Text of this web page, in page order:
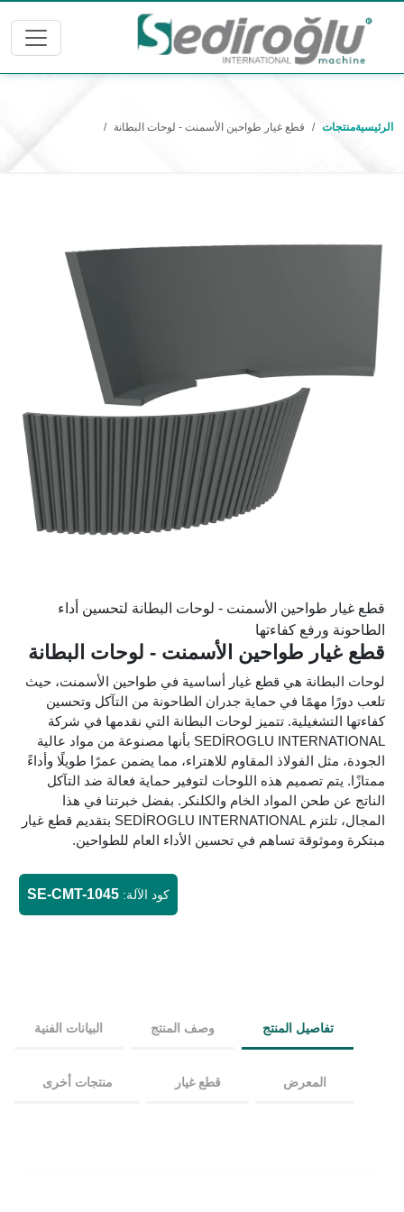
الرئيسيةمنتجات قطع غيار طواحين الأسمنت - لوحات البطانة
قطع غيار طواحين الأسمنت - لوحات البطانة لتحسين أداء
الطاحونة ورفع كفاءتها
قطع غيار طواحين الأسمنت - لوحات البطانة
لوحات البطانة هي قطع غيار أساسية في طواحين الأسمنت، حيث
تلعب دورًا مهمًا في حماية جدران الطاحونة من التآكل وتحسين
كفاءتها التشغيلية. تتميز لوحات البطانة التي نقدمها في شركة
SEDİROGLU INTERNATIONAL بأنها مصنوعة من مواد عالية
الجودة، مثل الفولاذ المقاوم للاهتراء، مما يضمن عمرًا طويلًا وأداءً
ممتازًا. يتم تصميم هذه اللوحات لتوفير حماية فعالة ضد التآكل
الناتج عن طحن المواد الخام والكلنكر. بفضل خبرتنا في هذا
المجال، تلتزم SEDİROGLU INTERNATIONAL بتقديم قطع غيار
مبتكرة وموثوقة تساهم في تحسين الأداء العام للطواحين.
كود الآلة: SE-CMT-1045
تفاصيل المنتج وصف المنتج البيانات الفنية
المعرض قطع غيار منتجات أخرى